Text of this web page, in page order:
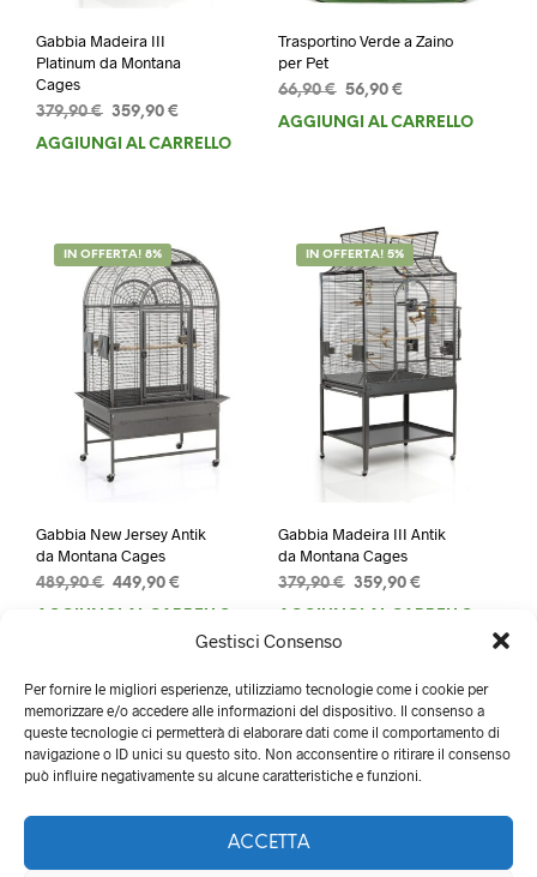
Gestisci Consenso
Per fornire le migliori esperienze, utilizziamo tecnologie come i cookie per
memorizzare e/o accedere alle informazioni del dispositivo. Il consenso a
queste tecnologie ci permetterà di elaborare dati come il comportamento di
navigazione o ID unici su questo sito. Non acconsentire o ritirare il consenso
può influire negativamente su alcune caratteristiche e funzioni.
ACCETTA
Gabbia Madeira III
Platinum da Montana
Cages
379,90€ Il
prezzo
359,90 €
prezzo
AGGIUNGI AL CARRELLO
Trasportino Verde a Zaino
per Pet
66,90€ Il
prezzo
56,90 €Il
prezzo
AGGIUNGI AL CARRELLO
IN OFFERTA! 8%
Gabbia New Jersey Antik
da Montana Cages
489,90€ Il
prezzo
449,90 €
prezzo
IN OFFERTA! 5%
Gabbia Madeira III Antik
da Montana Cages
379,90€ Il
prezzo
359,90 €Il
prezzo